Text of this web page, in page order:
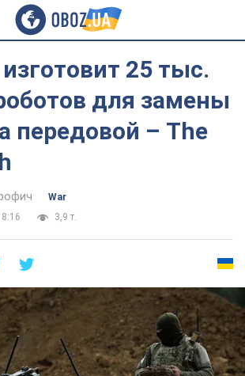
25 тыс.
для замены
передовой – The
War
3,9 т.